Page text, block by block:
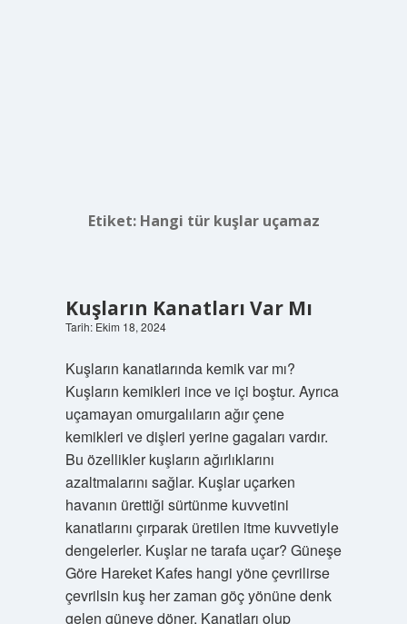
Etiket: Hangi tür kuşlar uçamaz
Kuşların Kanatları Var Mı
Tarih: Ekim 18, 2024
Kuşların kanatlarında kemik var mı?
Kuşların kemikleri ince ve içi boştur. Ayrıca
uçamayan omurgalıların ağır çene
kemikleri ve dişleri yerine gagaları vardır.
Bu özellikler kuşların ağırlıklarını
azaltmalarını sağlar. Kuşlar uçarken
havanın ürettiği sürtünme kuvvetini
kanatlarını çırparak üretilen itme kuvvetiyle
dengelerler. Kuşlar ne tarafa uçar? Güneşe
Göre Hareket Kafes hangi yöne çevrilirse
çevrilsin kuş her zaman göç yönüne denk
gelen güneye döner. Kanatları olup